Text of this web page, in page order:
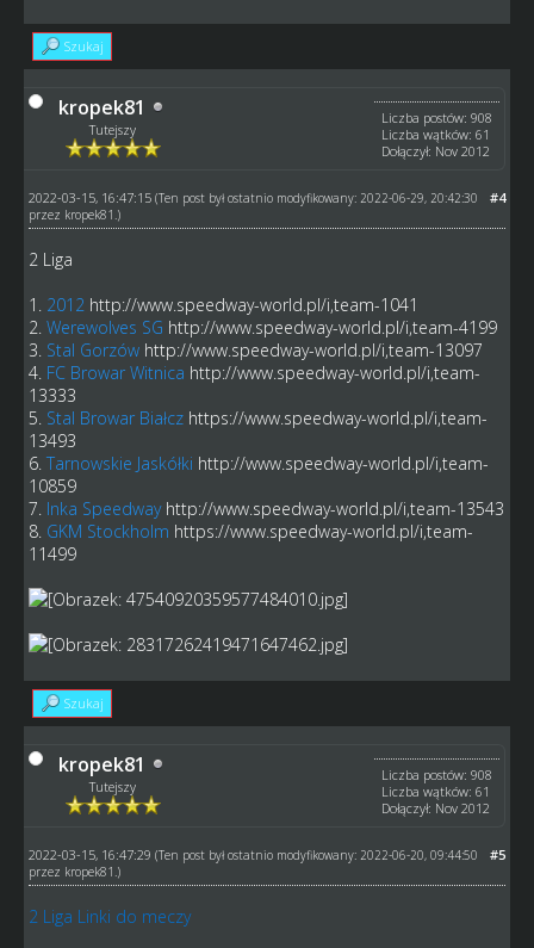
Szukaj
kropek81
Tutejszy
Liczba postów: 908
Liczba wątków: 61
Dołączył: Nov 2012
#4
2022-03-15, 16:47:15 (Ten post był ostatnio modyfikowany: 2022-06-29, 20:42:30
przez kropek81 .)
2 Liga
1. 2012 http://www.speedway-world.pl/i,team-1041
2. Werewolves SG http://www.speedway-world.pl/i,team-4199
3. Stal Gorzów http://www.speedway-world.pl/i,team-13097
4. FC Browar Witnica http://www.speedway-world.pl/i,team-
13333
5. Stal Browar Białcz https://www.speedway-world.pl/i,team-
13493
6. Tarnowskie Jaskółki http://www.speedway-world.pl/i,team-
10859
7. Inka Speedway http://www.speedway-world.pl/i,team-13543
8. GKM Stockholm https://www.speedway-world.pl/i,team-
11499
Szukaj
kropek81
Tutejszy
Liczba postów: 908
Liczba wątków: 61
Dołączył: Nov 2012
#5
2022-03-15, 16:47:29 (Ten post był ostatnio modyfikowany: 2022-06-20, 09:44:50
przez kropek81 .)
2 Liga Linki do meczy